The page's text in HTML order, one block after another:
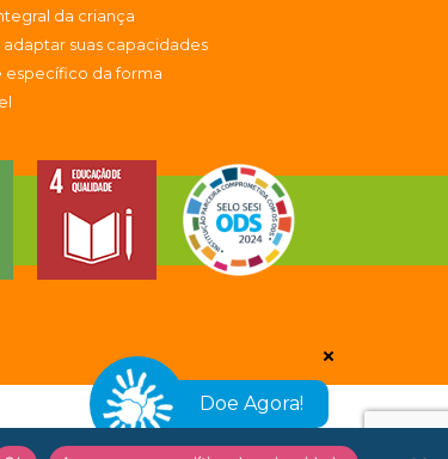
da criança
suas capacidades
específico da forma
Doe Agora!